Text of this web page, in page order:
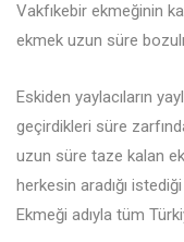
Vakfıkebir ekmeğinin
ekmek uzun süre
Eskiden yaylacıların
geçirdikleri süre
uzun süre taze kalan
herkesin aradığı
Ekmeği adıyla tüm